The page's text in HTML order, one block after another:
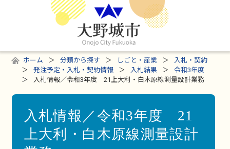
ホーム 分類から探す しごと・産業
入札・契約
発注予定・入札・契約情報
入札結果
令和3年度
入札情報／令和3年度 21上大利・白木原線測量設計業務
入札情報／令和3年度 21
上大利・白木原線測量設計